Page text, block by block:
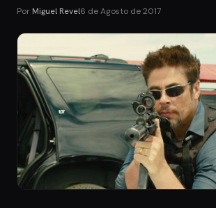
Por Miguel Revel6 de Agosto de 2017